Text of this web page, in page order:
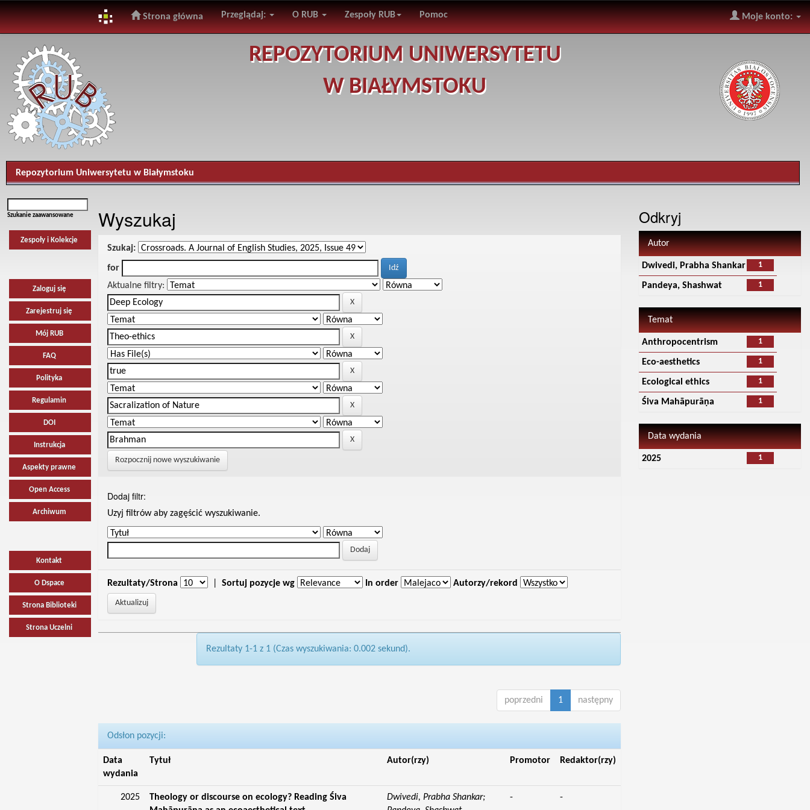
navigation
Strona główna Przeglądaj: O RUB Zespoły RUB Pomoc Moje konto:
REPOZYTORIUM UNIWERSYTETU
W BIAŁYMSTOKU
Repozytorium Uniwersytetu w Białymstoku
Szukanie zaawansowane
Zespoły i Kolekcje
Zaloguj się
Zarejestruj się
Mój RUB
FAQ
Polityka
Regulamin
DOI
Instrukcja
Aspekty prawne
Open Access
Archiwum
Kontakt
O Dspace
Strona Biblioteki
Strona Uczelni
Wyszukaj
Szukaj:
for
Aktualne filtry:
Rozpocznij nowe wyszukiwanie
Dodaj filtr:
Uzyj filtrów aby zagęścić wyszukiwanie.
Rezultaty/Strona Sortuj pozycje wg In order Autorzy/rekord
Rezultaty 1-1 z 1 (Czas wyszukiwania: 0.002 sekund).
poprzedni 1 następny
Odsłon pozycji:
Data
wydania
Tytuł Autor(rzy) Promotor Redaktor(rzy)
2025
Theology or discourse on ecology? Reading Śiva
Dwivedi, Prabha Shankar;
- -
Odkryj
Autor
1
Dwivedi, Prabha Shankar
1
Pandeya, Shashwat
Temat
1
Anthropocentrism
1
Eco-aesthetics
1
Ecological ethics
1
Śiva Mahāpurāṇa
Data wydania
1
2025